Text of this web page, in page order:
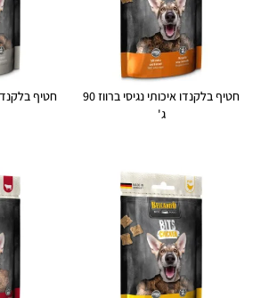
חטיף בלקנדו איכותי נגיסי ברווז 90
ג'